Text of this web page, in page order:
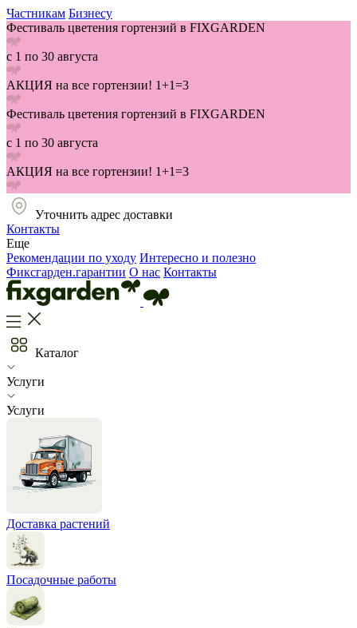
Частникам Бизнесу
Фестиваль цветения гортензий в FIXGARDEN
с 1 по 30 августа
АКЦИЯ на все гортензии! 1+1=3
Фестиваль цветения гортензий в FIXGARDEN
с 1 по 30 августа
АКЦИЯ на все гортензии! 1+1=3
Уточнить адрес доставки
Контакты
Еще
Рекомендации по уходу Интересно и полезно
Фиксгарден.гарантии О нас Контакты
Каталог
Услуги
Услуги
Доставка растений
Посадочные работы